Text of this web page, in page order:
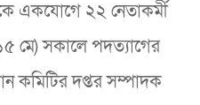
একযোগে ২২ নেতাকর্মী
মে) সকালে পদত্যাগের
কমিটির দপ্তর সম্পাদক